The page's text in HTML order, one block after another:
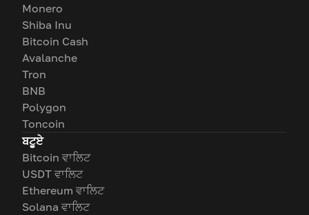
Monero
Shiba Inu
Bitcoin Cash
Avalanche
Tron
BNB
Polygon
Toncoin
ਬਟੂਏ
Bitcoin ਵਾਲਿਟ
USDT ਵਾਲਿਟ
Ethereum ਵਾਲਿਟ
Solana ਵਾਲਿਟ